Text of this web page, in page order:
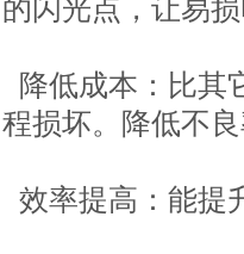
的闪光点，让易
降低成本：比其
程损坏。降低不
效率提高：能提